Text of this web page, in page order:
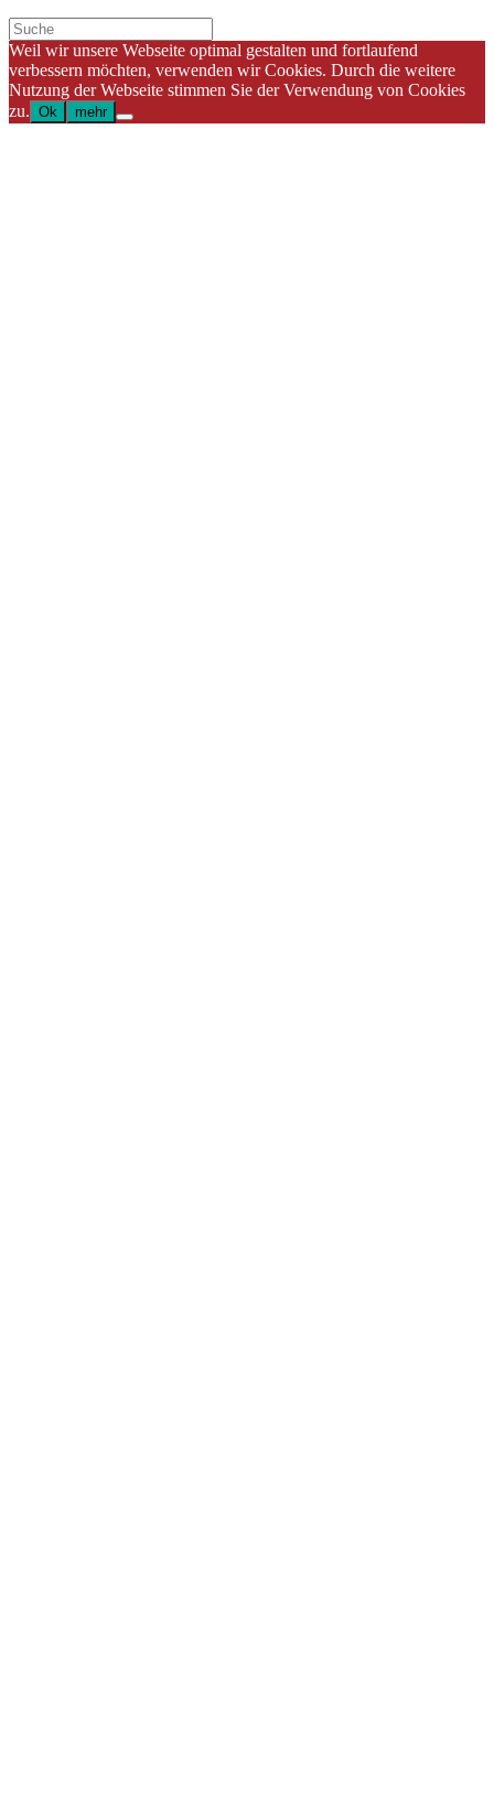
Weil wir unsere Webseite optimal gestalten und fortlaufend
verbessern möchten, verwenden wir Cookies. Durch die weitere
Nutzung der Webseite stimmen Sie der Verwendung von Cookies
zu. Ok mehr